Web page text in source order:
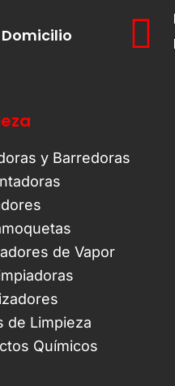
y Barredoras
de Vapor
de Limpieza
Químicos